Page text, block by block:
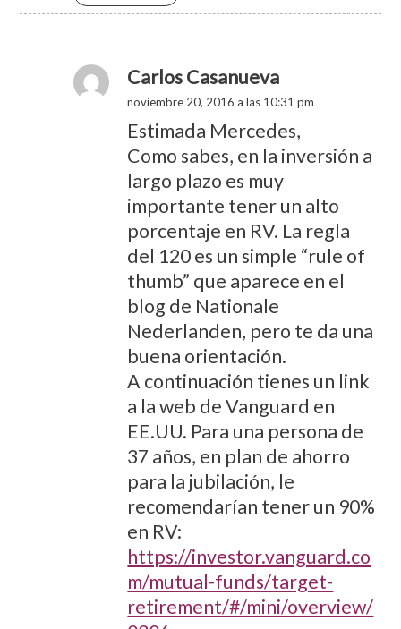
Carlos Casanueva
noviembre 20, 2016 a las 10:31 pm
Estimada Mercedes,
Como sabes, en la inversión a
largo plazo es muy
importante tener un alto
porcentaje en RV. La regla
del 120 es un simple “rule of
thumb” que aparece en el
blog de Nationale
Nederlanden, pero te da una
buena orientación.
A continuación tienes un link
a la web de Vanguard en
EE.UU. Para una persona de
37 años, en plan de ahorro
para la jubilación, le
recomendarían tener un 90%
en RV:
https://investor.vanguard.co
m/mutual-funds/target-
retirement/#/mini/overview/